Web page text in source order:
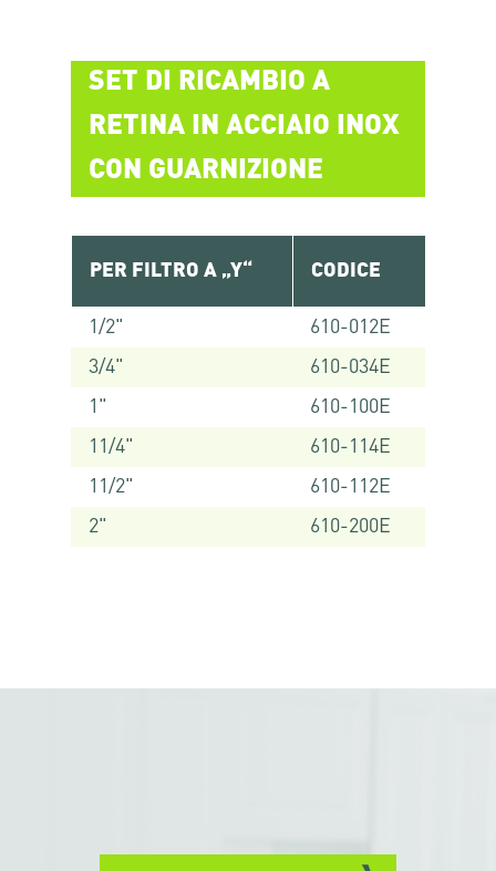
SET DI RICAMBIO A
RETINA IN ACCIAIO INOX
CON GUARNIZIONE
PER FILTRO A „Y“ CODICE
1/2"
610-012E
3/4"
610-034E
1"
610-100E
11/4"
610-114E
11/2"
610-112E
2"
610-200E